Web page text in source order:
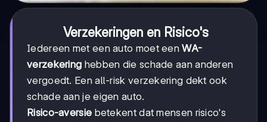
Verzekeringen en Risico's
Iedereen met een auto moet eenWA-
verzekering hebben die schade aan anderen
vergoedt. Een all-risk verzekering dekt ook
schade aan je eigen auto.
Risico-aversie betekent dat mensen risico's